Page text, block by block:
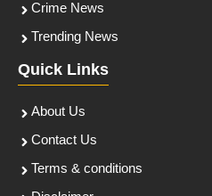
Crime News
Trending News
Quick Links
About Us
Contact Us
Terms & conditions